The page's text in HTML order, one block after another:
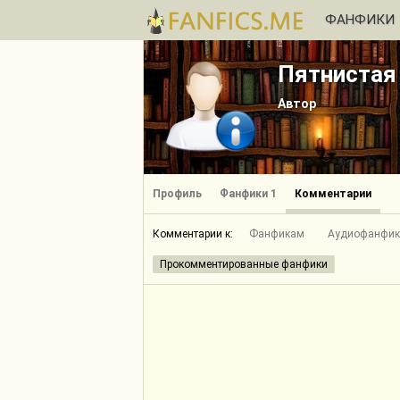
ФАНФИКИ
Пятнистая
Автор
Профиль Фанфики 1 Комментарии
Комментарии к: Фанфикам
Прокомментированные фанфики